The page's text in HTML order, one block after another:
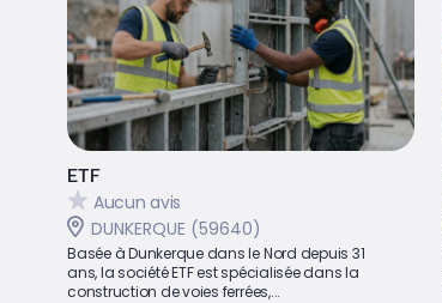
ETF
Aucun avis
DUNKERQUE (59640)
Basée à Dunkerque dans le Nord depuis 31
ans, la société ETF est spécialisée dans la
construction de voies ferrées,...